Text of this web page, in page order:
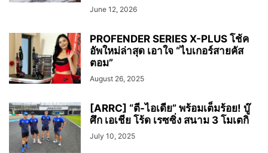
June 12, 2026
PROFENDER SERIES X-PLUS โช้ค
อัพใหม่ล่าสุด เอาใจ “ไบเกอร์สายคัส
ตอม”
August 26, 2025
[ARRC] “ตี-ไอเดีย” พร้อมเต็มร้อย! บู๊
ศึก เอเชีย โร้ด เรซซิ่ง สนาม 3 โมเตกิ
July 10, 2025